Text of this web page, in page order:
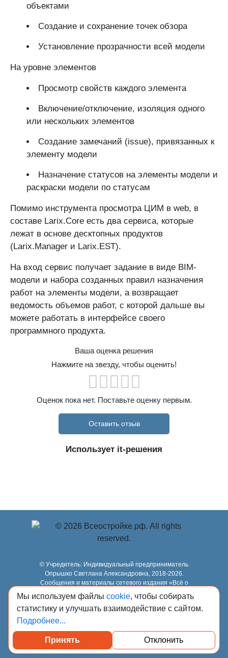
объектами
Создание и сохранение точек обзора
Установление прозрачности всей модели
На уровне элементов
Просмотр свойств каждого элемента
Включение/отключение, изоляция одного
или нескольких элементов
Создание замечаний (issue), привязанных к
элементу модели
Назначение статусов на элементы модели и
раскраски модели по статусам
Помимо инструмента просмотра ЦИМ в web, в
составе Larix.Core есть два сервиса, которые
лежат в основе десктопных продуктов
(Larix.Manager и Larix.EST).
На вход сервис получает задание в виде BIM-
модели и набора созданных правил назначения
работ на элементы модели, а возвращает
ведомость объемов работ, с которой дальше вы
можете работать в интерфейсе своего
программного продукта.
Ваша оценка решения
Нажмите на звезду, чтобы оценить!
Оценок пока нет. Поставьте оценку первым.
Оставить отзыв
Использует it-решения
© Учредитель: Индивидуальный предприниматель
Опрышко Светлана Александровна, 2018-2026.
Сообщения и материалы сетевого издания «Всё о
стройке» (зарегистрировано Федеральной службой по
надзору в сфере связи, информационных технологий и
массовых коммуникаций (Роскомнадзор) 13.03.2023 за
регистрационным номером Эл № ФС77-84949)
18+, info@всеостройке.рф
карта сайта
Мы используем файлы cookie, чтобы собирать
статистику и улучшать взаимодействие с сайтом.
Подробнее...
Принять Отклонить